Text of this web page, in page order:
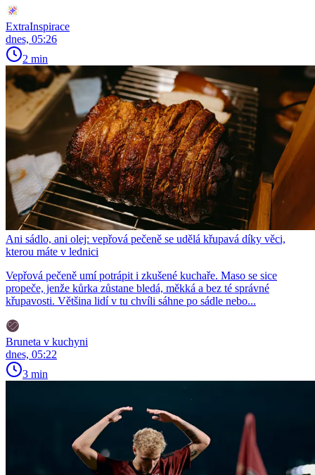
ExtraInspirace
dnes, 05:26
2 min
Ani sádlo, ani olej: vepřová pečeně se udělá křupavá díky věci,
kterou máte v lednici
Vepřová pečeně umí potrápit i zkušené kuchaře. Maso se sice
propeče, jenže kůrka zůstane bledá, měkká a bez té správné
křupavosti. Většina lidí v tu chvíli sáhne po sádle nebo...
Bruneta v kuchyni
dnes, 05:22
3 min